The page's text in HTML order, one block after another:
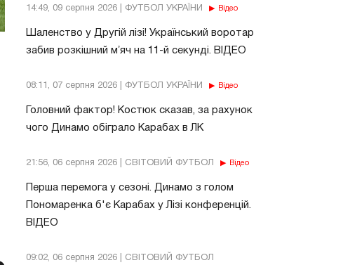
14:49, 09 серпня 2026 | ФУТБОЛ УКРАЇНИ Відео
Шаленство у Другій лізі! Український воротар
забив розкішний мʼяч на 11-й секунді. ВІДЕО
08:11, 07 серпня 2026 | ФУТБОЛ УКРАЇНИ Відео
Головний фактор! Костюк сказав, за рахунок
чого Динамо обіграло Карабах в ЛК
21:56, 06 серпня 2026 | СВІТОВИЙ ФУТБОЛ Відео
Перша перемога у сезоні. Динамо з голом
Пономаренка б'є Карабах у Лізі конференцій.
ВІДЕО
09:02, 06 серпня 2026 | СВІТОВИЙ ФУТБОЛ